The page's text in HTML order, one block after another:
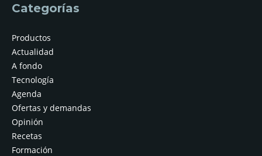
Categorías
Productos
Actualidad
A fondo
Tecnología
Agenda
Ofertas y demandas
Opinión
Recetas
Formación